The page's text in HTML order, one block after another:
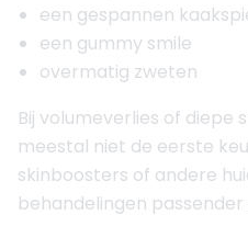
6. Ivy clinics
Opgericht in
Aantal behandelaren
Meer informatie of
7. Huid & Laser
een gespannen
een gummy smile
overmatig zweten
Bij volumeverlies of diepe
meestal niet de eerste
skinboosters of andere
behandelingen passender